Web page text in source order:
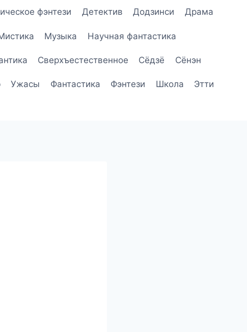
фэнтези Детектив Додзинси Драма
Музыка Научная фантастика
Сверхъестественное Сёдзё Сёнэн
Ужасы Фантастика Фэнтези Школа Этти